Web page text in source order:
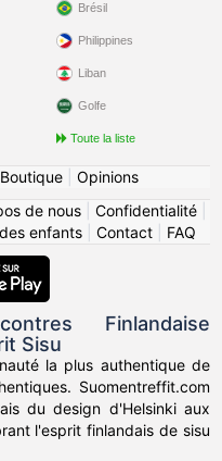
Brésil
Philippines
Liban
Golfe
Toute la liste
Boutique| Opinions
de nous Confidentialité
enfants| Contact| FAQ
Finlandaise
Sisu
la plus authentique de
Suomentreffit.com
du design d'Helsinki aux
l'esprit finlandais de sisu